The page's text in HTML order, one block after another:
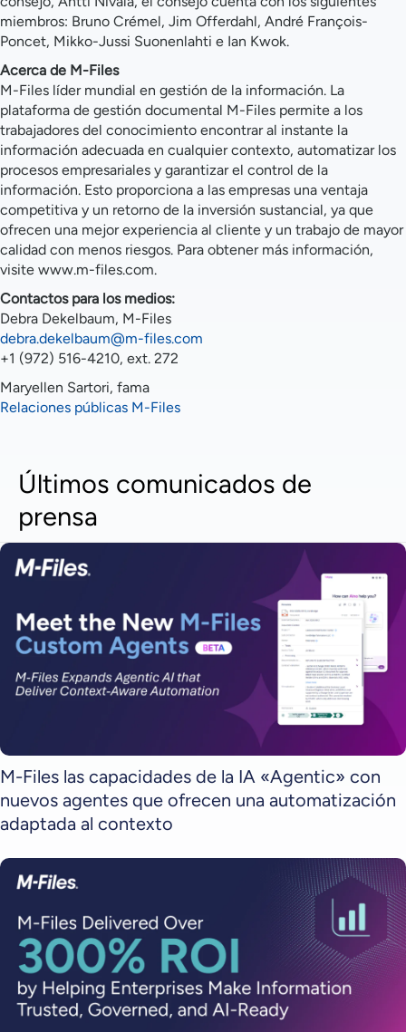
miembros: Bruno Crémel, Jim Offerdahl, André François-
Poncet, Mikko-Jussi Suonenlahti e Ian Kwok.
Acerca de M-Files
M-Files líder mundial en gestión de la información. La
plataforma de gestión documental M-Files permite a los
trabajadores del conocimiento encontrar al instante la
información adecuada en cualquier contexto, automatizar los
procesos empresariales y garantizar el control de la
información. Esto proporciona a las empresas una ventaja
competitiva y un retorno de la inversión sustancial, ya que
ofrecen una mejor experiencia al cliente y un trabajo de mayor
calidad con menos riesgos. Para obtener más información,
visite www.m-files.com.
Contactos para los medios:
Debra Dekelbaum, M-Files
debra.dekelbaum@m-files.com
+1 (972) 516-4210, ext. 272
Maryellen Sartori, fama
Relaciones públicas M-Files
Últimos comunicados de
prensa
M-Files las capacidades de la IA «Agentic» con
nuevos agentes que ofrecen una automatización
adaptada al contexto